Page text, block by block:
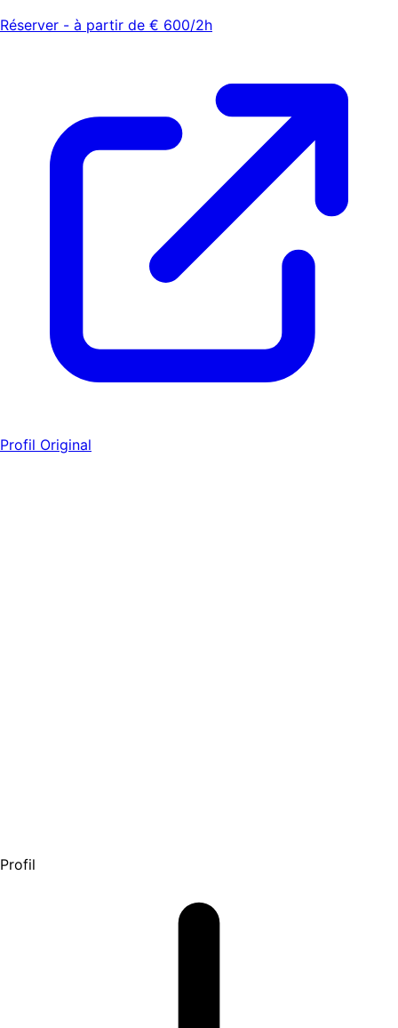
Réserver - à partir de € 600/2h
Profil Original
Profil